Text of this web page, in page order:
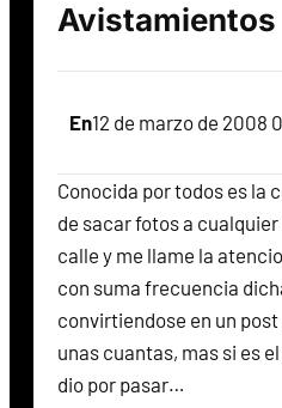
Avistamientos
En12 de marzo de 2008
Conocida por todos es la
de sacar fotos a
calle y me llame la
con suma frecuencia
convirtiendose en un
unas cuantas, mas si es
dio por pasar…